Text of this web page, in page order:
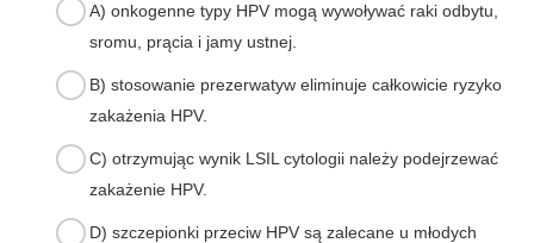
A) onkogenne typy HPV mogą wywoływać raki odbytu,
sromu, prącia i jamy ustnej.
B) stosowanie prezerwatyw eliminuje całkowicie ryzyko
zakażenia HPV.
C) otrzymując wynik LSIL cytologii należy podejrzewać
zakażenie HPV.
D) szczepionki przeciw HPV są zalecane u młodych